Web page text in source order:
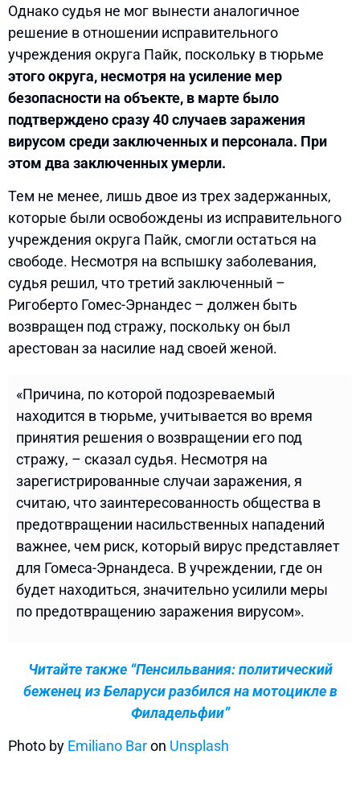
Однако судья не мог вынести аналогичное
решение в отношении исправительного
учреждения округа Пайк, поскольку в тюрьме
этого округа, несмотря на усиление мер
безопасности на объекте, в марте было
подтверждено сразу 40 случаев заражения
вирусом среди заключенных и персонала. При
этом два заключенных умерли.
Тем не менее, лишь двое из трех задержанных,
которые были освобождены из исправительного
учреждения округа Пайк, смогли остаться на
свободе. Несмотря на вспышку заболевания,
судья решил, что третий заключенный –
Ригоберто Гомес-Эрнандес – должен быть
возвращен под стражу, поскольку он был
арестован за насилие над своей женой.
«Причина, по которой подозреваемый
находится в тюрьме, учитывается во время
принятия решения о возвращении его под
стражу, – сказал судья. Несмотря на
зарегистрированные случаи заражения, я
считаю, что заинтересованность общества в
предотвращении насильственных нападений
важнее, чем риск, который вирус представляет
для Гомеса-Эрнандеса. В учреждении, где он
будет находиться, значительно усилили меры
по предотвращению заражения вирусом».
Читайте также “Пенсильвания: политический
беженец из Беларуси разбился на мотоцикле в
Филадельфии”
Photo by Emiliano Baron Unsplash